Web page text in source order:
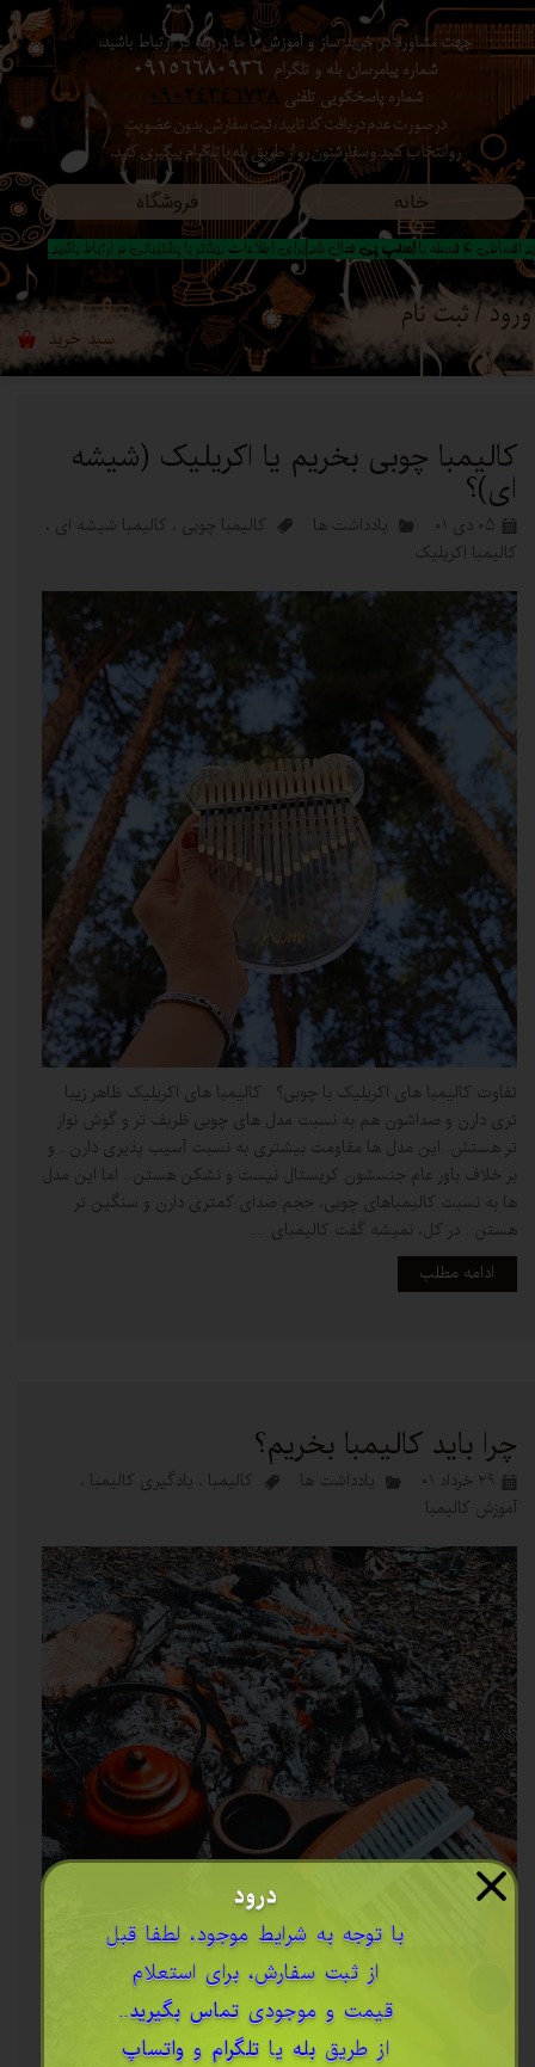
خانه فروشگاه
جهت مشاوره در خرید ساز و آموزش با ما در بله در ارتباط باشید،
شماره پیامرسان بله و تلگرام 09156680936
شماره پاسخگویی تلفنی 09024346738
در صورت عدم دریافت کد تایید ، ثبت سفارش بدون عضویت
رو انتخاب کنید ​​​​​​​ و سفارشتون رو از طریق بله یا تلگرام پیگیری کنید.
۰ سبد خرید
ورود / ثبت نام
حساب کاربری من
تغییر گذر واژه
سفارشات
خروج از حساب کاربری
اقساطی 4 قسطه با اسنپ پی فعال شد|برای اطلاعات بیشتر با پشتیبانی در ارتباط باشید..
کالیمبا چوبی بخریم یا اکریلیک (شیشه
ای)؟
۰۵ دی ۰۱ یادداشت ها کالیمبا چوبی ، کالیمبا شیشه ای ،
کالیمبا اکریلیک
تفاوت کالیمبا های اکریلیک با چوبی؟ کالیمبا های اکریلیک ظاهر زیبا
تری دارن و صداشون هم به نسبت مدل های چوبی ظریف تر و گوش نواز
تر هستش..این مدل ها مقاومت بیشتری به نسبت آسیب پذیری دارن.. و
بر خلاف باور عام جنسشون کریستال نیست و نشکن هستن.. اما این مدل
ها به نسبت کالیمباهای چوبی، حجم صدای کمتری دارن و سنگین تر
هستن.. در کل، نمیشه گفت کالیمبای …
ادامه مطلب
چرا باید کالیمبا بخریم؟
۲۹ خرداد ۰۱ یادداشت ها کالیمبا ، یادگیری کالیمبا ،
آموزش کالیمبا
درود
​با توجه به شرایط موجود، لطفا قبل
از ثبت سفارش، برای استعلام
قیمت و موجودی تماس بگیرید..
از طریق بله یا تلگرام و واتساپ